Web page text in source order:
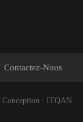
Contactez-Nous
Conception : ITQAN